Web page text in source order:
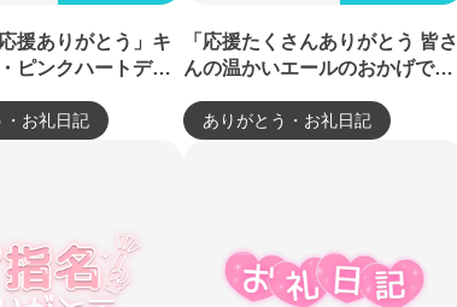
援ありがとう」キ
ピンクハートデザ
・お礼日記
「応援たくさんありがとう 皆さ
んの温かいエールのおかげでた
れてありがとうございます❤️」
ありがとう・お礼日記